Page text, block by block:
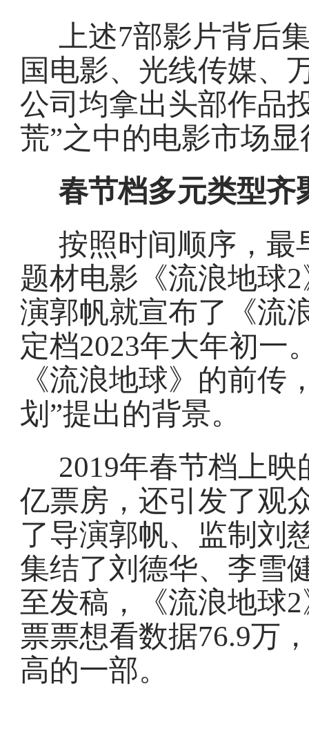
上述7部影片背后
国电影、光线传媒、
公司均拿出头部作品
荒”之中的电影市场显
春节档多元类型齐
按照时间顺序，最
题材电影《流浪地球
演郭帆就宣布了《流
定档2023年大年初一
《流浪地球》的前传
划”提出的背景。
2019年春节档上
亿票房，还引发了观
了导演郭帆、监制刘
集结了刘德华、李雪
至发稿，《流浪地球
票票想看数据76.9万
高的一部。